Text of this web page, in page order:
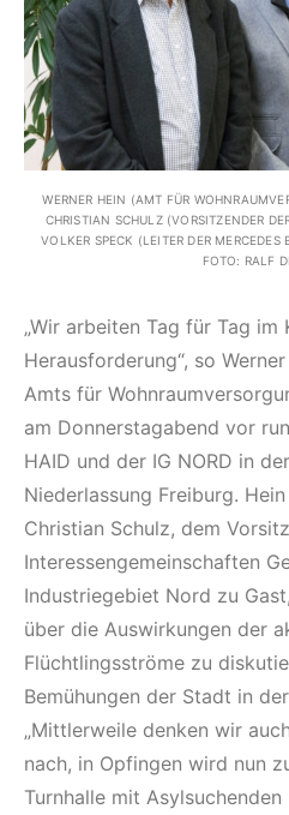
WERNER HEIN (AMT FÜR
CHRISTIAN SCHULZ (VORSITZENDER
VOLKER SPECK (LEITER DER MERCEDES
FOTO: RALF
„Wir arbeiten Tag für Tag im
Herausforderung“, so
Amts für
am Donnerstagabend vor
HAID und der IG NORD in
Niederlassung Freiburg.
Christian Schulz, dem
Interessengemeinschaften
Industriegebiet Nord zu
über die Auswirkungen der
Flüchtlingsströme zu
Bemühungen der Stadt in
„Mittlerweile denken wir
nach, in Opfingen wird nun
Turnhalle mit Asylsuchenden